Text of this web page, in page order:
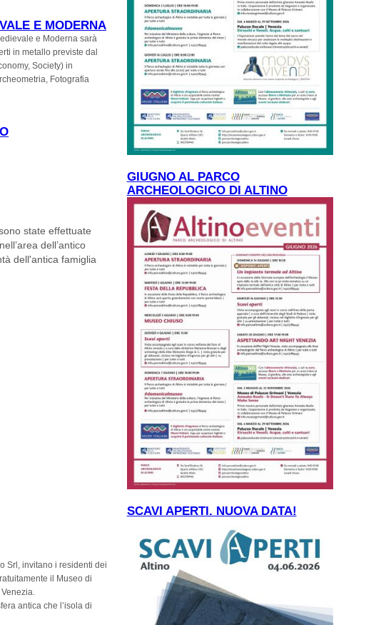
E MODERNA
e Moderna sarà
in metallo previste dal
Society) in
Fotografia
state effettuate
dell’antico
dell'antica famiglia
Srl, invitano i residenti dei
il Museo di
Venezia.
antica che l’isola di
GIUGNO AL PARCO
ARCHEOLOGICO DI ALTINO
SCAVI APERTI. NUOVA DATA!